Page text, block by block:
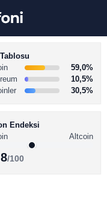
59,0%
10,5%
30,5%
Endeksi
Altcoin
/100